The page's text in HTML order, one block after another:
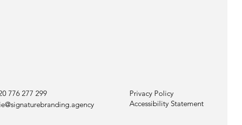
776 277 299
Privacy Policy
Accessibility Statement